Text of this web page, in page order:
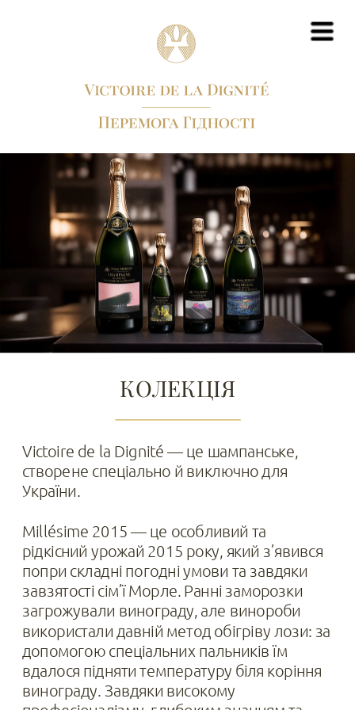
КОЛЕКЦІЯ
Victoire de la Dignité — це шампанське,
створене спеціально й виключно для
України.
Millésime 2015 — це особливий та
рідкісний урожай 2015 року, який з’явився
попри складні погодні умови та завдяки
завзятості сім’ї Морле. Ранні заморозки
загрожували винограду, але винороби
використали давній метод обігріву лози: за
допомогою спеціальних пальників їм
вдалося підняти температуру біля коріння
винограду. Завдяки високому